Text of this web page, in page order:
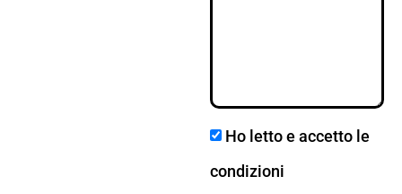
Ho letto e accetto le
condizioni